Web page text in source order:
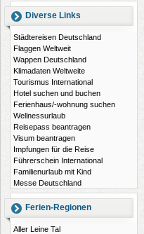
Diverse Links
Städtereisen Deutschland
Flaggen Weltweit
Wappen Deutschland
Klimadaten Weltweite
Tourismus International
Hotel suchen und buchen
Ferienhaus/-wohnung suchen
Wellnessurlaub
Reisepass beantragen
Visum beantragen
Impfungen für die Reise
Führerschein International
Familienurlaub mit Kind
Messe Deutschland
Ferien-Regionen
Aller Leine Tal